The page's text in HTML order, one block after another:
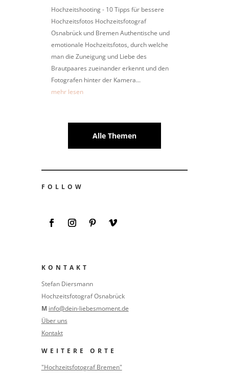
Hochzeitshooting - 10 Tipps für bessere
Hochzeitsfotos Hochzeitsfotograf
Osnabrück und Bremen Authentische und
emotionale Hochzeitsfotos, durch welche
man die Zuneigung und Liebe des
Brautpaares zueinander erkennt und den
Fotografen hinter der Kamera...
mehr lesen
Alle Themen
FOLLOW
KONTAKT
Stefan Diersmann
Hochzeitsfotograf Osnabrück
M info@dein-liebesmoment.de
Über uns
Kontakt
WEITERE ORTE
"Hochzeitsfotograf Bremen"